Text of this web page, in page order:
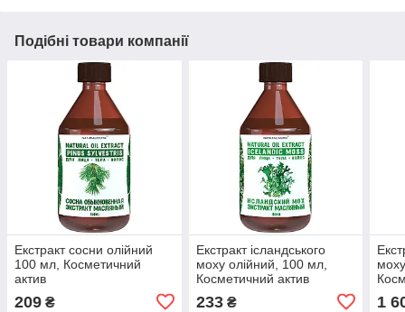
Подібні товари компанії
Екстракт сосни олійний
100 мл, Косметичний
актив
209 ₴
Екстракт ісландського
моху олійний, 100 мл,
Косметичний актив
233₴ 1